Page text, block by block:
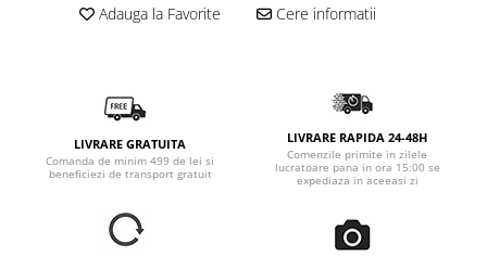
Adauga la Favorite Cere informatii
LIVRARE GRATUITA
Comanda de minim 499 de lei si
beneficiezi de transport gratuit
LIVRARE RAPIDA 24-48H
Comenzile primite in zilele
lucratoare pana in ora 15:00 se
expediaza in aceeasi zi